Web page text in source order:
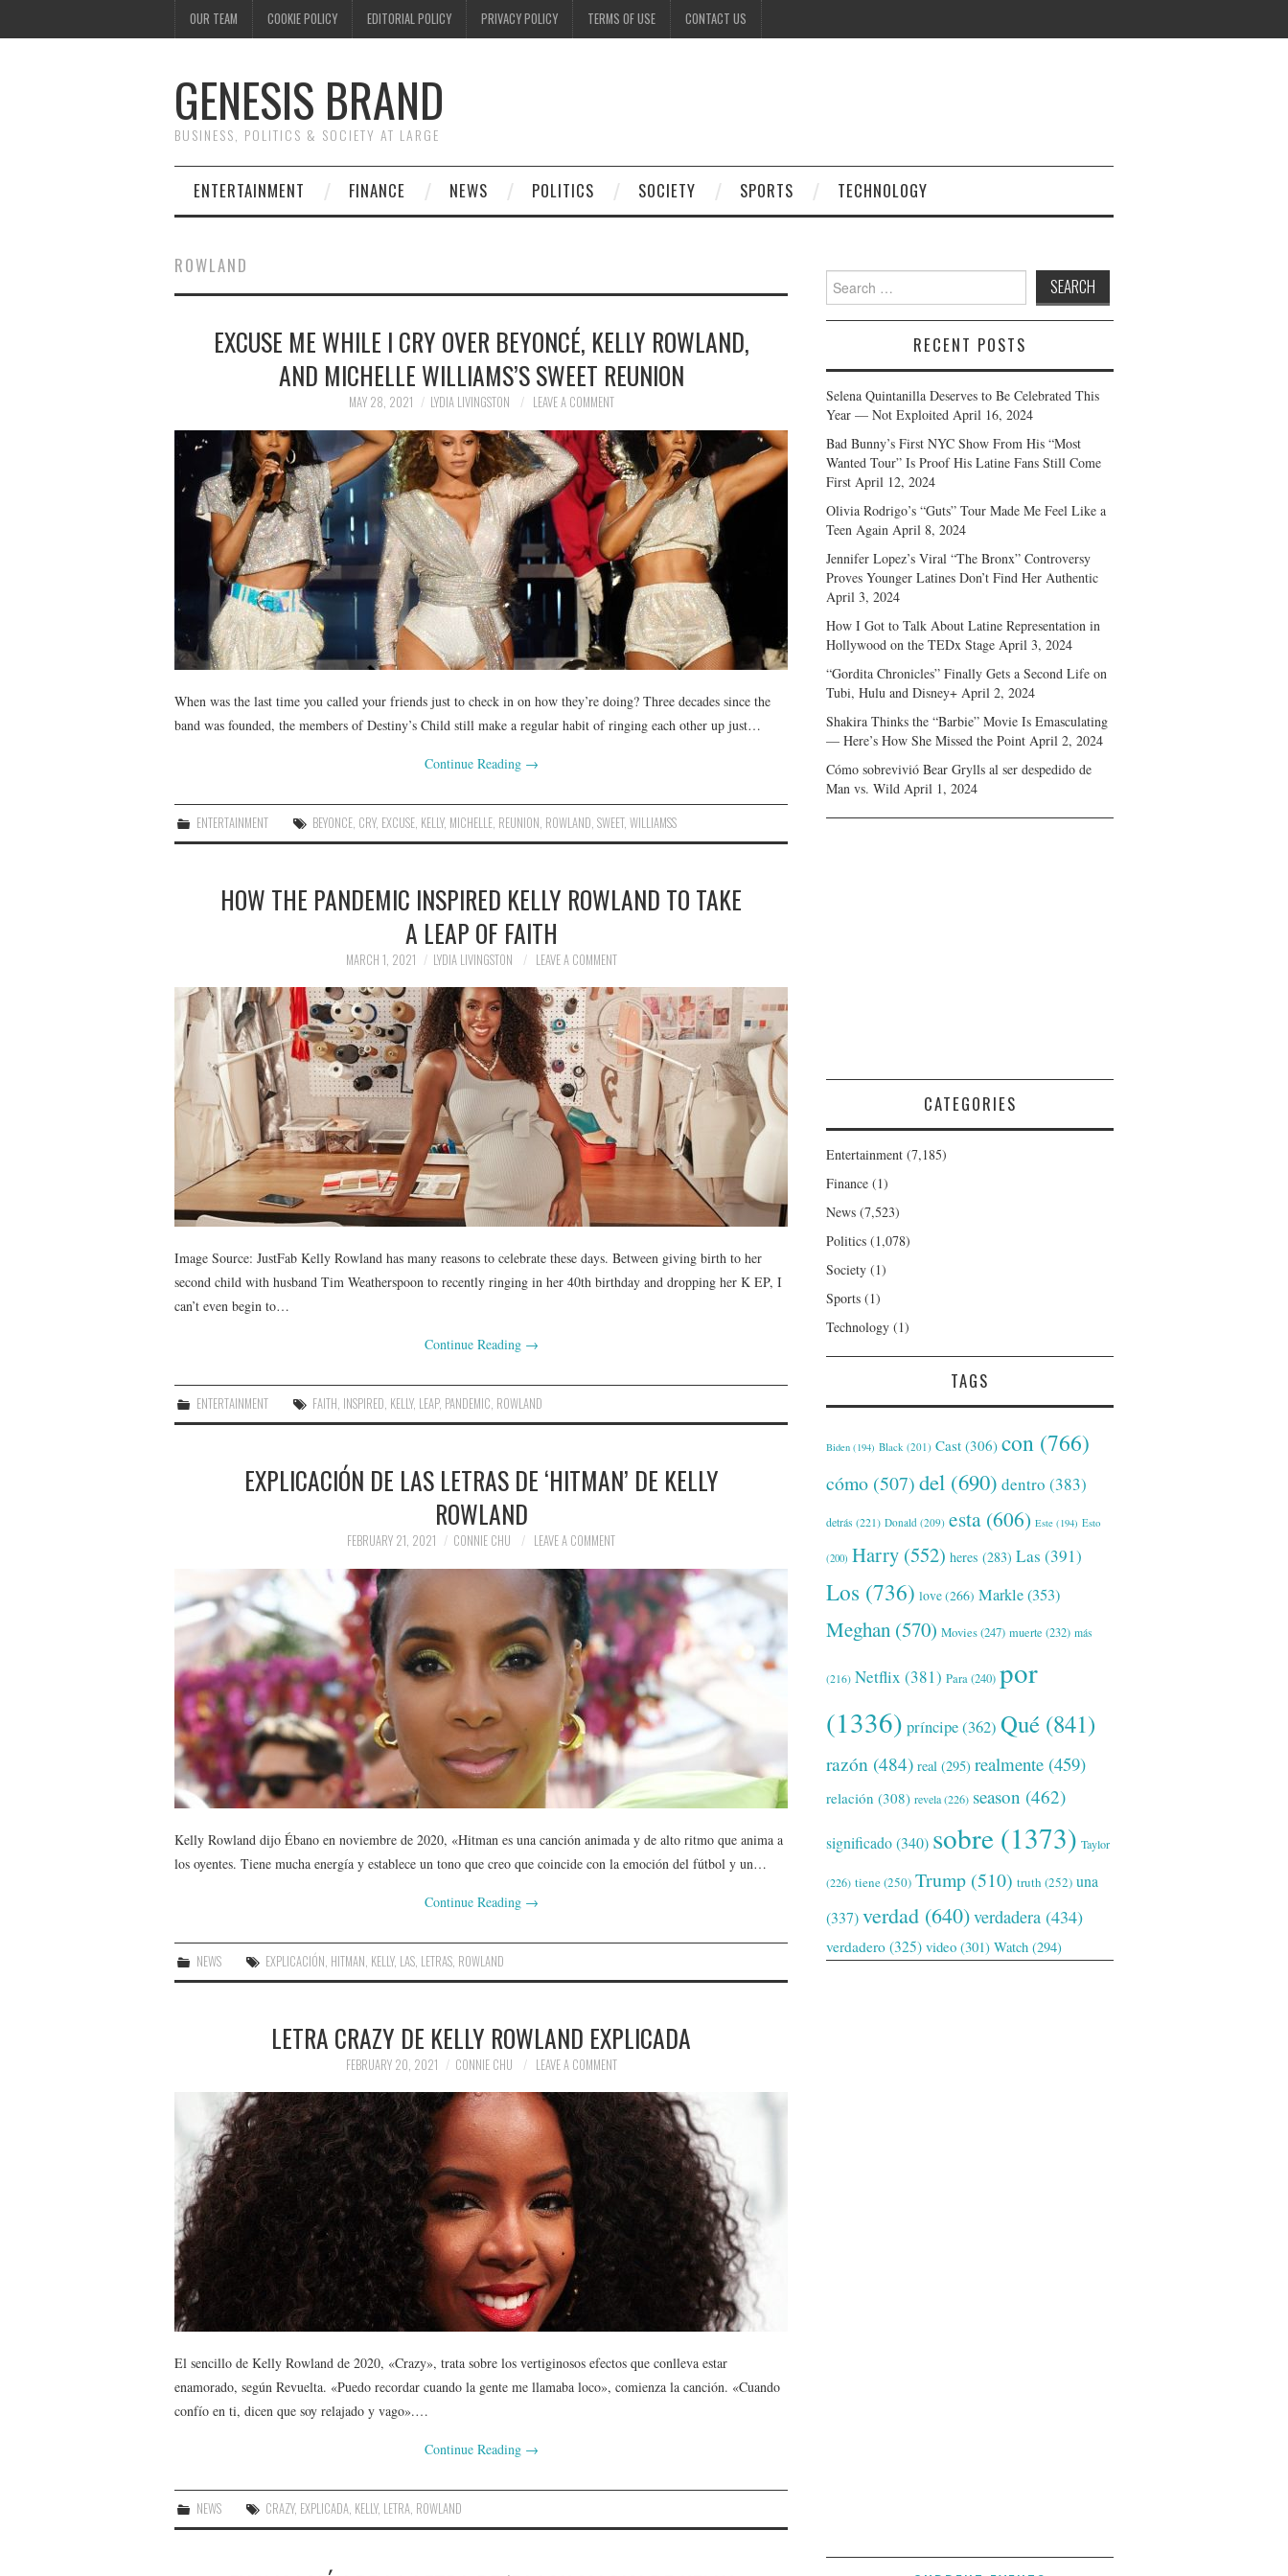
OUR TEAM COOKIE POLICY EDITORIAL POLICY PRIVACY POLICY TERMS OF USE CONTACT US
GENESIS BRAND
BUSINESS, POLITICS & SOCIETY AT LARGE
ENTERTAINMENT FINANCE NEWS POLITICS SOCIETY SPORTS TECHNOLOGY
ROWLAND
EXCUSE ME WHILE I CRY OVER BEYONCÉ, KELLY ROWLAND,
AND MICHELLE WILLIAMS’S SWEET REUNION
MAY 28, 2021 LYDIA LIVINGSTON LEAVE A COMMENT
When was the last time you called your friends just to check in on how they’re doing? Three decades since the
band was founded, the members of Destiny’s Child still make a regular habit of ringing each other up just…
Continue Reading →
ENTERTAINMENT BEYONCE CRY, EXCUSE KELLY, MICHELLE REUNION ROWLAND ,SWEET,WILLIAMSS
HOW THE PANDEMIC INSPIRED KELLY ROWLAND TO TAKE
A LEAP OF FAITH
MARCH 1, 2021 LYDIA LIVINGSTON LEAVE A COMMENT
Image Source: JustFab Kelly Rowland has many reasons to celebrate these days. Between giving birth to her
second child with husband Tim Weatherspoon to recently ringing in her 40th birthday and dropping her K EP, I
can’t even begin to…
Continue Reading →
ENTERTAINMENT FAITH, INSPIRED, KELLY, LEAP, PANDEMIC, ROWLAND
EXPLICACIÓN DE LAS LETRAS DE ‘HITMAN’ DE KELLY
ROWLAND
FEBRUARY 21, 2021 CONNIE CHU LEAVE A COMMENT
Kelly Rowland dijo Ébano en noviembre de 2020, «Hitman es una canción animada y de alto ritmo que anima a
los oyentes. Tiene mucha energía y establece un tono que creo que coincide con la emoción del fútbol y un…
Continue Reading →
NEWS EXPLICACIÓN HITMAN KELLY, LAS LETRAS ROWLAND
LETRA CRAZY DE KELLY ROWLAND EXPLICADA
FEBRUARY 20, 2021 CONNIE CHU LEAVE A COMMENT
El sencillo de Kelly Rowland de 2020, «Crazy», trata sobre los vertiginosos efectos que conlleva estar
enamorado, según Revuelta. «Puedo recordar cuando la gente me llamaba loco», comienza la canción. «Cuando
confío en ti, dicen que soy relajado y vago».…
Continue Reading →
NEWS CRAZY, EXPLICADA, KELLY, LETRA, ROWLAND
Search
for:
RECENT POSTS
Selena Quintanilla Deserves to Be Celebrated This
Year — Not Exploited April 16, 2024
Bad Bunny’s First NYC Show From His “Most
Wanted Tour” Is Proof His Latine Fans Still Come
First April 12, 2024
Olivia Rodrigo’s “Guts” Tour Made Me Feel Like a
Teen Again April 8, 2024
Jennifer Lopez’s Viral “The Bronx” Controversy
Proves Younger Latines Don’t Find Her Authentic
April 3, 2024
How I Got to Talk About Latine Representation in
Hollywood on the TEDx Stage April 3, 2024
“Gordita Chronicles” Finally Gets a Second Life on
Tubi, Hulu and Disney+ April 2, 2024
Shakira Thinks the “Barbie” Movie Is Emasculating
— Here’s How She Missed the Point April 2, 2024
Cómo sobrevivió Bear Grylls al ser despedido de
Man vs. Wild April 1, 2024
CATEGORIES
Entertainment (7,185)
Finance (1)
News (7,523)
Politics (1,078)
Society (1)
Sports (1)
Technology (1)
TAGS
Biden (194) Black (201) Cast (306) con (766)
cómo (507)del (690) dentro (383)
detrás (221) Donald (209) esta (606) Este (194) Esto
(200) Harry (552) heres (283) Las (391)
Los (736) love(266) Markle(353)
Meghan (570) Movies(247) muerte (232) más
(216) Netflix (381) Para(240) por
(1336) príncipe(362) Qué (841)
razón (484) real (295) realmente (459)
relación (308) revela(226) season (462)
significado(340) sobre (1373) Taylor
(226) tiene(250) Trump (510) truth (252) una
(337)verdad (640)verdadera (434)
verdadero (325) video (301) Watch (294)